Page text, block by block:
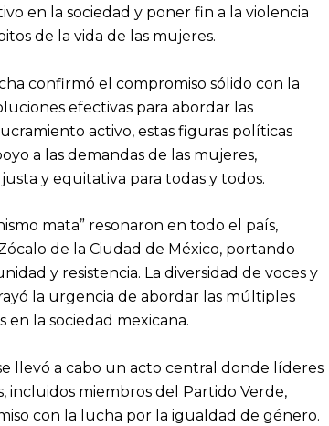
en la sociedad y poner fin a la violencia
de la vida de las mujeres.
confirmó el compromiso sólido con la
efectivas para abordar las
activo, estas figuras políticas
a las demandas de las mujeres,
y equitativa para todas y todos.
mata” resonaron en todo el país,
de la Ciudad de México, portando
y resistencia. La diversidad de voces y
la urgencia de abordar las múltiples
la sociedad mexicana.
llevó a cabo un acto central donde líderes
incluidos miembros del Partido Verde,
con la lucha por la igualdad de género.